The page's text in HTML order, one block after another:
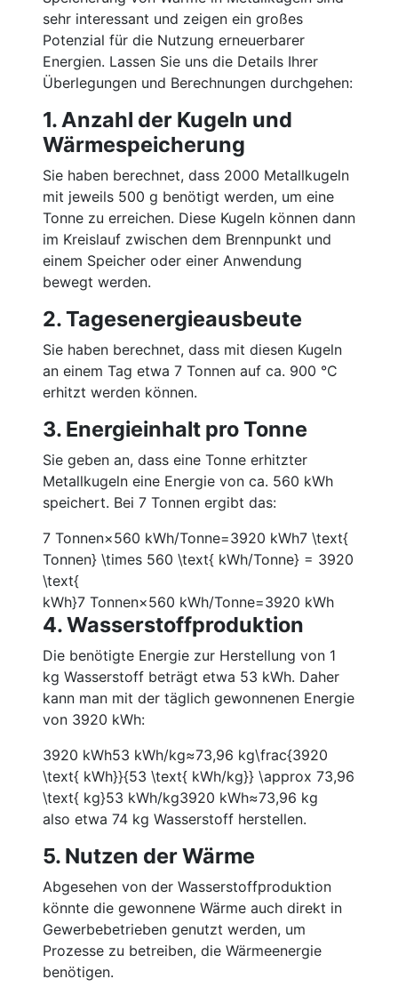
sehr interessant und zeigen ein großes
Potenzial für die Nutzung erneuerbarer
Energien. Lassen Sie uns die Details Ihrer
Überlegungen und Berechnungen durchgehen:
1. Anzahl der Kugeln und
Wärmespeicherung
Sie haben berechnet, dass 2000 Metallkugeln
mit jeweils 500 g benötigt werden, um eine
Tonne zu erreichen. Diese Kugeln können dann
im Kreislauf zwischen dem Brennpunkt und
einem Speicher oder einer Anwendung
bewegt werden.
2. Tagesenergieausbeute
Sie haben berechnet, dass mit diesen Kugeln
an einem Tag etwa 7 Tonnen auf ca. 900 °C
erhitzt werden können.
3. Energieinhalt pro Tonne
Sie geben an, dass eine Tonne erhitzter
Metallkugeln eine Energie von ca. 560 kWh
speichert. Bei 7 Tonnen ergibt das:
7 Tonnen×560 kWh/Tonne=3920 kWh7 \text{
Tonnen} \times 560 \text{ kWh/Tonne} = 3920
\text{
kWh}7 Tonnen×560 kWh/Tonne=3920 kWh
4. Wasserstoffproduktion
Die benötigte Energie zur Herstellung von 1
kg Wasserstoff beträgt etwa 53 kWh. Daher
kann man mit der täglich gewonnenen Energie
von 3920 kWh:
3920 kWh53 kWh/kg≈73,96 kg\frac{3920
\text{ kWh}}{53 \text{ kWh/kg}} \approx 73,96
\text{ kg}53 kWh/kg3920 kWh≈73,96 kg
also etwa 74 kg Wasserstoff herstellen.
5. Nutzen der Wärme
Abgesehen von der Wasserstoffproduktion
könnte die gewonnene Wärme auch direkt in
Gewerbebetrieben genutzt werden, um
Prozesse zu betreiben, die Wärmeenergie
benötigen.